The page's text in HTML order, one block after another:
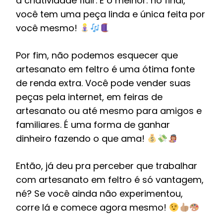
você tem uma peça linda e única feita por
você mesmo!
Por fim, não podemos esquecer que
artesanato em feltro é uma ótima fonte
de renda extra. Você pode vender suas
peças pela internet, em feiras de
artesanato ou até mesmo para amigos e
familiares. É uma forma de ganhar
dinheiro fazendo o que ama!
Então, já deu pra perceber que trabalhar
com artesanato em feltro é só vantagem,
né? Se você ainda não experimentou,
corre lá e comece agora mesmo!